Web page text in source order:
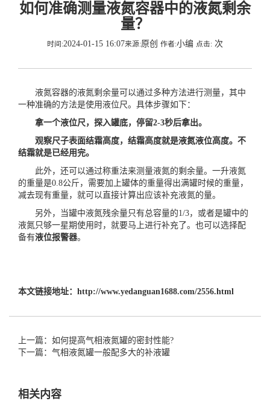
如何准确测量液氮容器中的液氮剩余
量？
时间:2024-01-15 16:07来源:原创 作者:小编 点击: 次
液氮容器的液氮剩余量可以通过多种方法进行测量，其中
一种准确的方法是使用液位尺。具体步骤如下：
拿一个液位尺，探入罐底，停留2-3秒后拿出。
观察尺子表面结霜高度，结霜高度就是液氮液位高度。不
结霜就是已经用完。
此外，还可以通过称重法来测量液氮的剩余量。一升液氮
的重量是0.8公斤，需要加上罐体的重量得出满罐时候的重量，
减去现有重量，就可以直接计算出应该补充液氮的量。
另外，当罐中液氮残余量只有总容量的1/3，或者是罐中的
液氮只够一星期使用时，就要马上进行补充了。也可以选择配
备有液位报警器。
本文链接地址： http://www.yedanguan1688.com/2556.html
上一篇：如何提高气相液氮罐的密封性能?
下一篇：气相液氮罐一般配多大的补液罐
相关内容